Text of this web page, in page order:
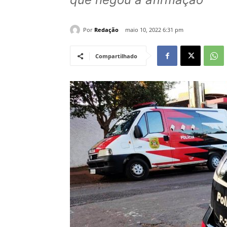
Por Redação maio 10, 2022 6:31 pm
Compartilhado